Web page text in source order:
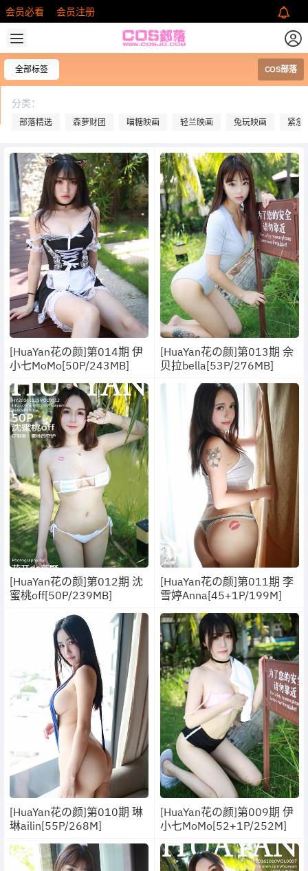
会员必看 会员注册
全部标签 COS部落
分类：
部落精选 森萝财团 喵糖映画 轻兰映画 兔玩映画 紧急
[HuaYan花の颜]第014期 伊
小七MoMo[50P/243MB]
[HuaYan花の颜]第013期 佘
贝拉bella[53P/276MB]
[HuaYan花の颜]第012期 沈
蜜桃off[50P/239MB]
[HuaYan花の颜]第011期 李
雪婷Anna[45+1P/199M]
[HuaYan花の颜]第010期 琳
琳ailin[55P/268M]
[HuaYan花の颜]第009期 伊
小七MoMo[52+1P/252M]